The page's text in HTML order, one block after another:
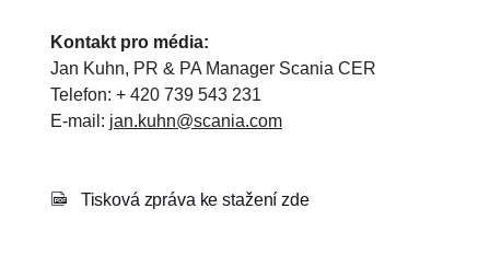
Kontakt pro média:
Jan Kuhn, PR & PA Manager Scania CER
Telefon: + 420 739 543 231
E-mail: jan.kuhn@scania.com
Tisková zpráva ke stažení zde